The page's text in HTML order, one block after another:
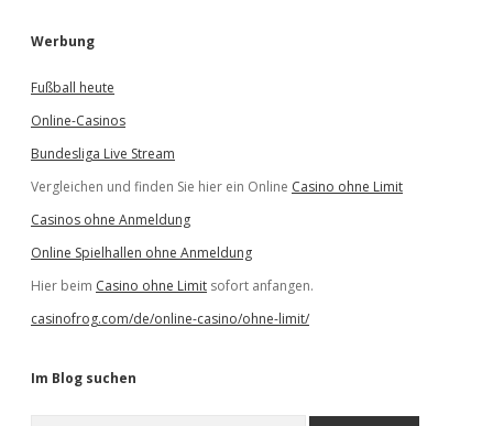
Werbung
Fußball heute
Online-Casinos
Bundesliga Live Stream
Vergleichen und finden Sie hier ein Online Casino ohne Limit
Casinos ohne Anmeldung
Online Spielhallen ohne Anmeldung
Hier beim Casino ohne Limit sofort anfangen.
casinofrog.com/de/online-casino/ohne-limit/
Im Blog suchen